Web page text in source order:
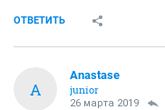
ОТВЕТИТЬ
A
Anastase
junior
26 марта 2019